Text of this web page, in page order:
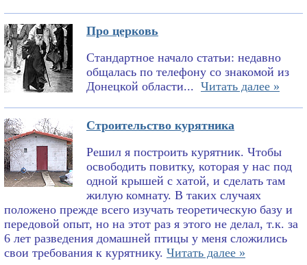
Про церковь
Стандартное начало статьи: недавно
общалась по телефону со знакомой из
Донецкой области... Читать далее »
Строительство курятника
Решил я построить курятник. Чтобы
освободить повитку, которая у нас под
одной крышей с хатой, и сделать там
жилую комнату. В таких случаях
положено прежде всего изучать теоретическую базу и
передовой опыт, но на этот раз я этого не делал, т.к. за
6 лет разведения домашней птицы у меня сложились
свои требования к курятнику. Читать далее »